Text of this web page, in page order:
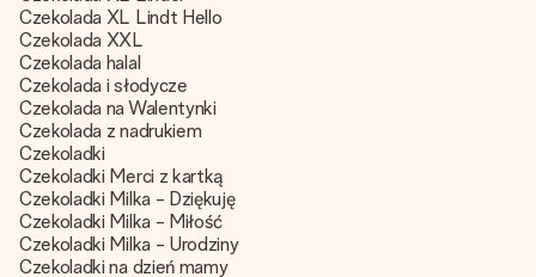
Czekolada XL Lindt Hello
Czekolada XXL
Czekolada halal
Czekolada i słodycze
Czekolada na Walentynki
Czekolada z nadrukiem
Czekoladki
Czekoladki Merci z kartką
Czekoladki Milka - Dziękuję
Czekoladki Milka - Miłość
Czekoladki Milka - Urodziny
Czekoladki na dzień mamy